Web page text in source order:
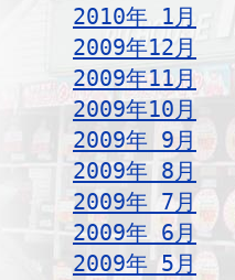
2010年 1月
2009年12月
2009年11月
2009年10月
2009年 9月
2009年 8月
2009年 7月
2009年 6月
2009年 5月